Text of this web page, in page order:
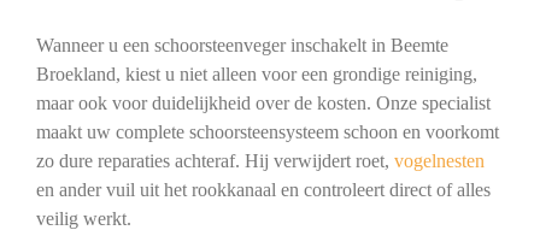
Wanneer u een schoorsteenveger inschakelt in Beemte
Broekland, kiest u niet alleen voor een grondige reiniging,
maar ook voor duidelijkheid over de kosten. Onze specialist
maakt uw complete schoorsteensysteem schoon en voorkomt
zo dure reparaties achteraf. Hij verwijdert roet, vogelnesten
en ander vuil uit het rookkanaal en controleert direct of alles
veilig werkt.